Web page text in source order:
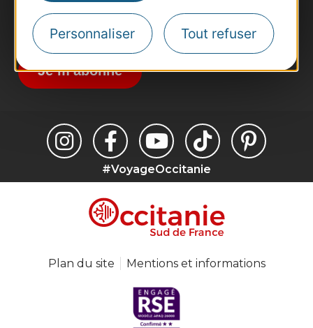
Personnaliser Tout refuser
Inscrivez-vous à la lettre d'information
Destination Occitanie pour recevoir des
suggestions de séjours, de visites et de sorties.
Je m'abonne
#VoyageOccitanie
Plan du site Mentions et informations